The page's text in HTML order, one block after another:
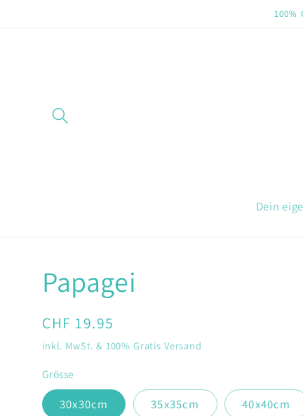
100%
Dein
Papagei
Normaler
Preis
CHF 19.95
inkl. MwSt. & 100% Gratis Versand
Grösse
30x30cm 35x35cm 40x40cm